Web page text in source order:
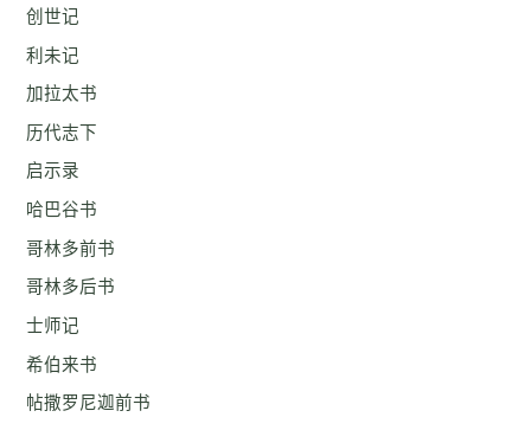
创世记
利未记
加拉太书
历代志下
启示录
哈巴谷书
哥林多前书
哥林多后书
士师记
希伯来书
帖撒罗尼迦前书